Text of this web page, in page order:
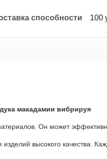
способности 100
макадамии вибрируя
Он может
высокого качества.